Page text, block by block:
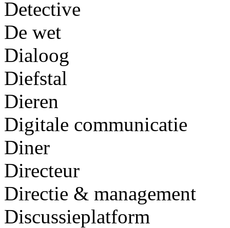
Detective
De wet
Dialoog
Diefstal
Dieren
Digitale communicatie
Diner
Directeur
Directie & management
Discussieplatform